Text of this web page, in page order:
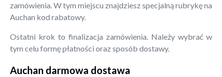
zamówienia. W tym miejscu znajdziesz specjalną rubrykę na
Auchan kod rabatowy.
Ostatni krok to finalizacja zamówienia. Należy wybrać w
tym celu formę płatności oraz sposób dostawy.
Auchan darmowa dostawa